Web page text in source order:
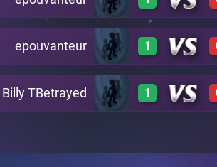
3 C39
3 C19
epouvanteur 1
2 C14
Billy TBetrayed 1